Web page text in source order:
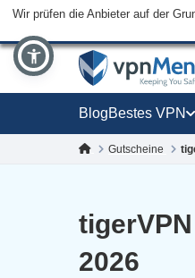
Wir prüfen die Anbieter auf der
BlogBestes VPN
Gutscheine
2026